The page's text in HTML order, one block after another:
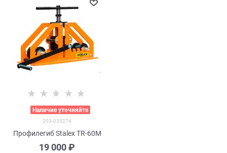
Наличие уточняйте
203-035274
Профилегиб Stalex TR-60M
19 000 ₽